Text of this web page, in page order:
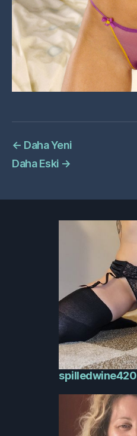
← Daha Yeni
Daha Eski →
spilledwine420